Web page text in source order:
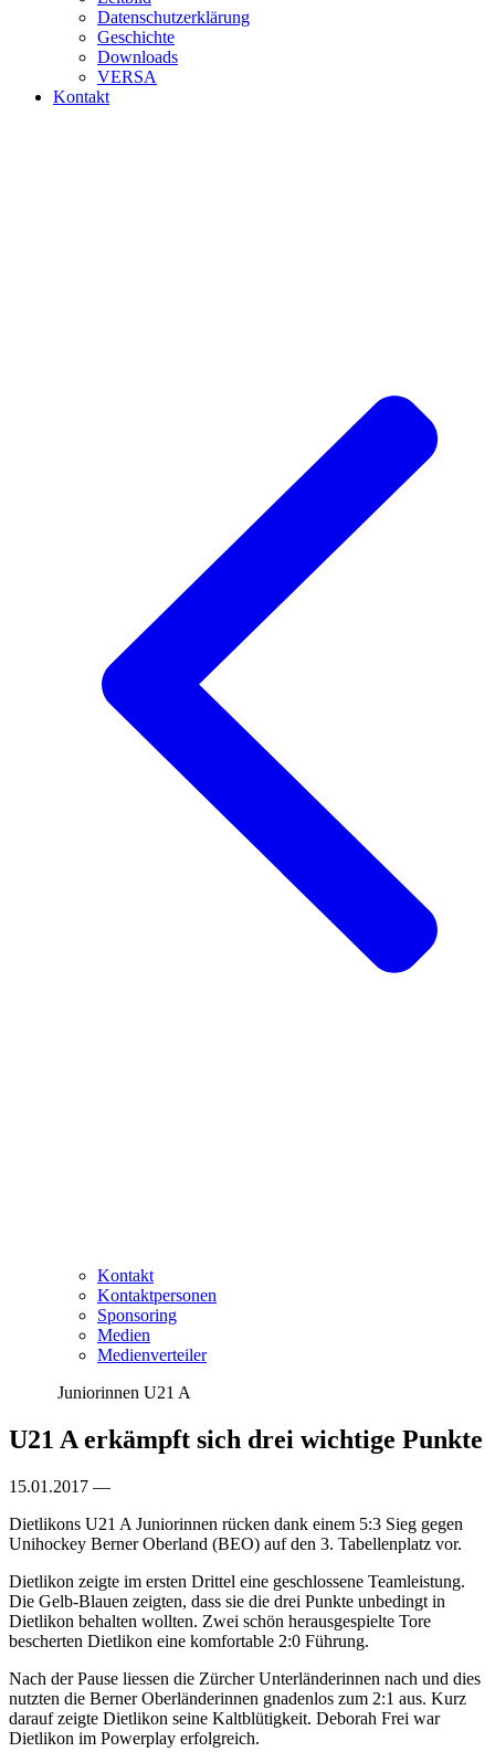
Datenschutzerklärung
Geschichte
Downloads
VERSA
Kontakt
Kontakt
Kontaktpersonen
Sponsoring
Medien
Medienverteiler
Juniorinnen U21 A
U21 A erkämpft sich drei wichtige Punkte
15.01.2017 —
Dietlikons U21 A Juniorinnen rücken dank einem 5:3 Sieg gegen
Unihockey Berner Oberland (BEO) auf den 3. Tabellenplatz vor.
Dietlikon zeigte im ersten Drittel eine geschlossene Teamleistung.
Die Gelb-Blauen zeigten, dass sie die drei Punkte unbedingt in
Dietlikon behalten wollten. Zwei schön herausgespielte Tore
bescherten Dietlikon eine komfortable 2:0 Führung.
Nach der Pause liessen die Zürcher Unterländerinnen nach und dies
nutzten die Berner Oberländerinnen gnadenlos zum 2:1 aus. Kurz
darauf zeigte Dietlikon seine Kaltblütigkeit. Deborah Frei war
Dietlikon im Powerplay erfolgreich.